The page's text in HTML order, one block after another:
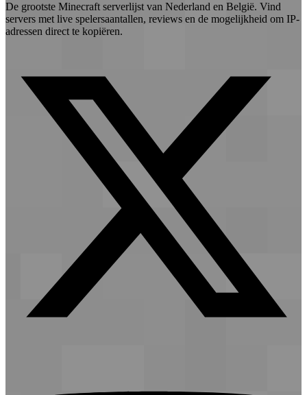
De grootste Minecraft serverlijst van Nederland en België. Vind
servers met live spelersaantallen, reviews en de mogelijkheid om IP-
adressen direct te kopiëren.